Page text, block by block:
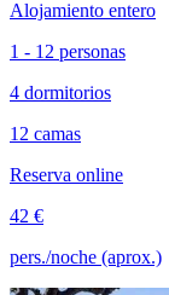
Alojamiento entero
1 - 12 personas
4 dormitorios
12 camas
Reserva online
42 €
pers./noche (aprox.)